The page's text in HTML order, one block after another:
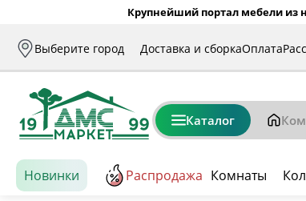
Крупнейший портал мебели из
Выберите город Доставка и сборкаОплата
Каталог
Новинки Распродажа Комнаты